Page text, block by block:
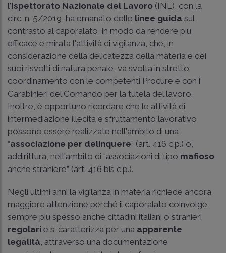
l'Ispettorato Nazionale del Lavoro (INL), con la
circ. n. 5/2019 , ha emanato delle linee guida sul
contrasto al caporalato, in modo da rendere più
efficace e mirata l'attività di vigilanza, che, in
considerazione della delicatezza della materia e dei
suoi risvolti di natura penale, va svolta in stretto
coordinamento con le competenti Procure e con i
Carabinieri del Comando per la tutela del lavoro.
Inoltre, è opportuno ricordare che le attività di
intermediazione illecita e sfruttamento lavorativo
possono essere realizzate nell'ambito di una
“associazione per delinquere” (art. 416 c.p.) o,
addirittura, nell'ambito di “associazioni di tipo mafioso
anche straniere” (art. 416 bis c.p.).
Negli ultimi anni la vigilanza in materia richiede ancora
maggiore attenzione perché il caporalato coinvolge
sempre più spesso anche cittadini italiani o stranieri
regolari e si caratterizza per una apparente
legalità , attraverso una documentazione